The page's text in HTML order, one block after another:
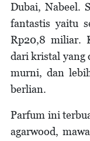
Dubai, Nabeel.
fantastis yaitu
Rp20,8 miliar.
dari kristal yang
murni, dan
berlian.
Parfum ini
agarwood,